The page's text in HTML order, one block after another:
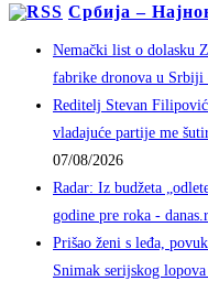
Србија –
Nemački list o dolasku
fabrike dronova u Srbiji
Reditelj Stevan
vladajuće partije me
07/08/2026
Radar: Iz budžeta
godine pre roka -
Prišao ženi s leđa,
Snimak serijskog